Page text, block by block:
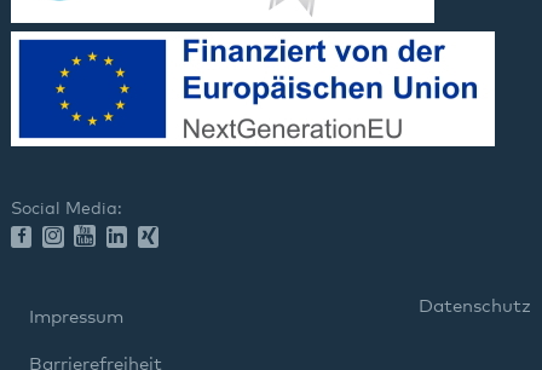
Social Media:
Impressum
Datenschutz
Barrierefreiheit